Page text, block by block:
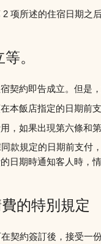
项所述的住宿日期之
。
契約即告成立。但是
本飯店指定的日期前
，如果出現第六條和
款規定的日期前支付
日期時通知客人時，情
的特別規定
契約簽訂後，接受一